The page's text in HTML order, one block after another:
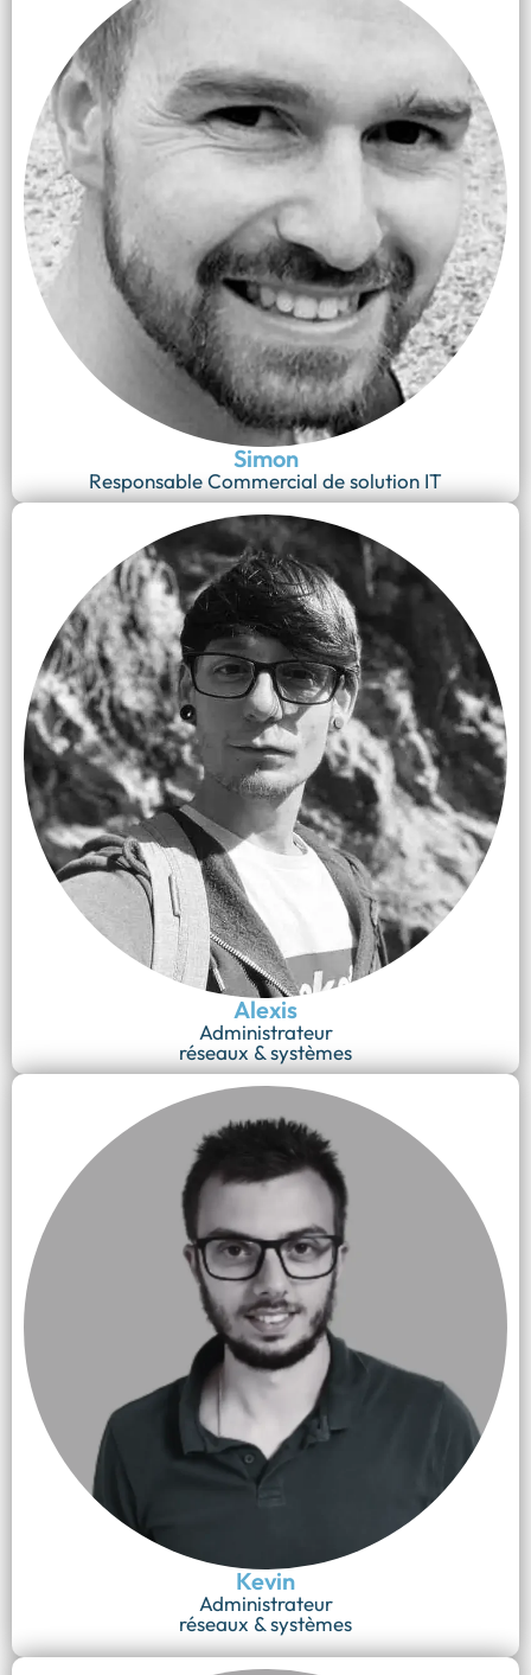
Simon
Responsable Commercial de solution IT
Alexis
Administrateur
réseaux & systèmes
Kevin
Administrateur
réseaux & systèmes